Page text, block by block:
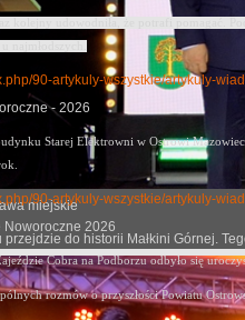
miejskie
przejdzie do historii Małkini Górnej.
90-artykuly-wszystkie/artykuly-
- 2026
Starej Elektrowni w Ostrowi
90-artykuly-wszystkie/artykuly-
Noworoczne 2026
Cobra na Podborzu odbyło się
rozmów o przyszłości Powiatu